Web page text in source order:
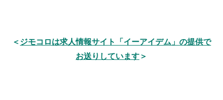
＜ ジモコロは求人情報サイト「イーアイデム」の提供で
お送りしています ＞